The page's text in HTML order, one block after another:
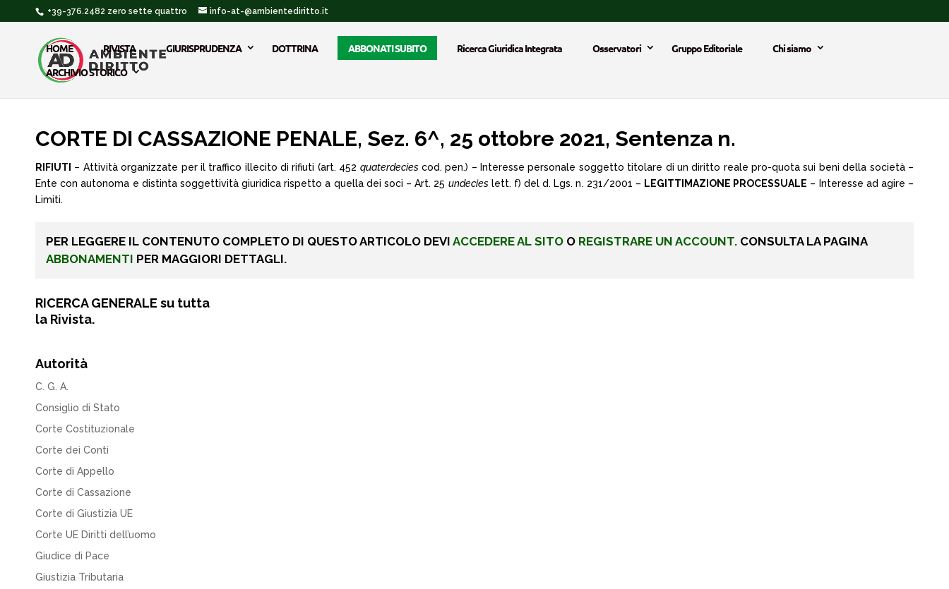
+39-376.2482 zero sette quattro info-at-@ambientediritto.it
HOME RIVISTA GIURISPRUDENZA DOTTRINA ABBONATI SUBITO Ricerca Giuridica Integrata Osservatori Gruppo Editoriale
Chi siamo
ARCHIVIO STORICO
CORTE DI CASSAZIONE PENALE, Sez. 6^, 25 ottobre 2021, Sentenza n.
RIFIUTI – Attività organizzate per il traffico illecito di rifiuti (art. 452 quaterdeciescod. pen.) – Interesse personale soggetto titolare di un diritto reale pro-quota sui beni della società –
Ente con autonoma e distinta soggettività giuridica rispetto a quella dei soci – Art. 25 undecieslett. f) del d. Lgs. n. 231/2001 – LEGITTIMAZIONE PROCESSUALE – Interesse ad agire –
Limiti.
PER LEGGERE IL CONTENUTO COMPLETO DI QUESTO ARTICOLO DEVI ACCEDERE AL SITO O REGISTRARE UN ACCOUNT. CONSULTA LA PAGINA
ABBONAMENTI PER MAGGIORI DETTAGLI.
RICERCA GENERALE su tutta
la Rivista.
Autorità
C. G. A.
Consiglio di Stato
Corte Costituzionale
Corte dei Conti
Corte di Appello
Corte di Cassazione
Corte di Giustizia UE
Corte UE Diritti dell’uomo
Giudice di Pace
Giustizia Tributaria